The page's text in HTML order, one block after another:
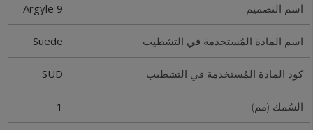
اسم التصميم Argyle 9
اسم المادة المُستخدمة في التشطيب Suede
كود المادة المُستخدمة في التشطيب SUD
السُمك (مم) 1